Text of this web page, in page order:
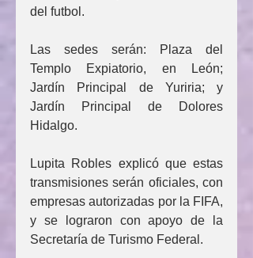
del futbol.
Las sedes serán: Plaza del
Templo Expiatorio, en León;
Jardín Principal de Yuriria; y
Jardín Principal de Dolores
Hidalgo.
Lupita Robles explicó que estas
transmisiones serán oficiales, con
empresas autorizadas por la FIFA,
y se lograron con apoyo de la
Secretaría de Turismo Federal.